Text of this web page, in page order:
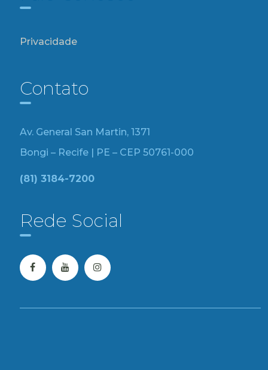
Privacidade
Contato
Av. General San Martin, 1371
Bongi – Recife | PE – CEP 50761-000
(81) 3184-7200
Rede Social